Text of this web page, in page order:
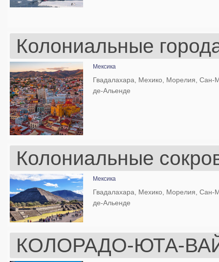
Колониальные
Мексика
Гвадалахара, Мехико, Морелия, Сан-
де-Альенде
Колониальные
Мексика
Гвадалахара, Мехико, Морелия, Сан-
де-Альенде
КОЛОРАДО-ЮТА-